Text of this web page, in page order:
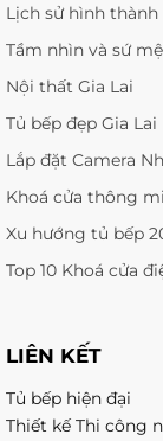
Lịch sử hình thành
Tầm nhìn và sứ
Nội thất Gia Lai
Tủ bếp đẹp Gia Lai
Lắp đặt Camera
Khoá cửa thông
Xu hướng tủ bếp
Top 10 Khoá cửa
LIÊN KẾT
Tủ bếp hiện đại
Thiết kế Thi công